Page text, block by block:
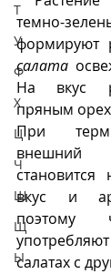
Т
У
Ф
Х
Ц
Ч
Ш
Щ
Ы
темно-
формируют
салата
На вкус
пряным
При
становится
вкус и
поэтому
салатах с